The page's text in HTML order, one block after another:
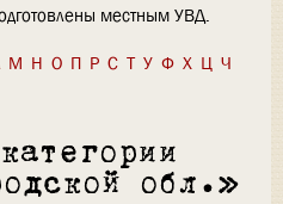
местным УВД.
М Н О П Р С Т У Ф Х Ц Ч
обл.»